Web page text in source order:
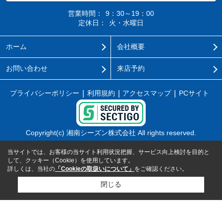
営業時間：
9：30～19：00
定休日：
火・水曜日
ホーム 会社概要
お問い合わせ 来店予約
プライバシーポリシー 利用規約 アクセスマップ PCサイト
Copyright(c) 湘南シーズン株式会社 All rights reserved.
当サイトでは、お客様の当サイト利用状況把握、サービス向上検討を目的と
して、クッキー（Cookie）を使用しています。
詳しくは、当社の 「Cookieの取扱いについて」 をご確認ください。
閉じる